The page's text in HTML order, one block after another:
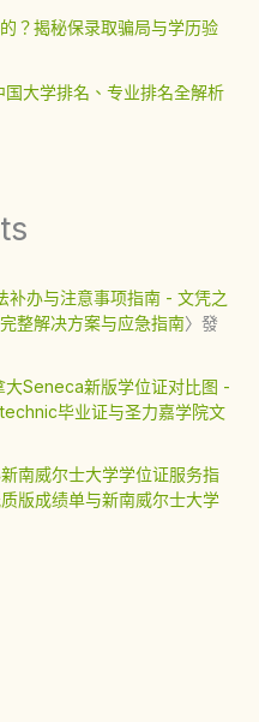
？揭秘保录取骗局与学历验
大学排名、专业排名全解析
补办与注意事项指南 - 文凭之
整解决方案与应急指南〉發
Seneca新版学位证对比图 -
毕业证与圣力嘉学院文
南威尔士大学学位证服务指
版成绩单与新南威尔士大学